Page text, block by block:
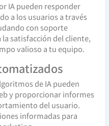
IA pueden responder
a los usuarios a través
con soporte
satisfacción del cliente,
valioso a tu equipo.
de IA pueden
y proporcionar informes
del usuario.
informadas para